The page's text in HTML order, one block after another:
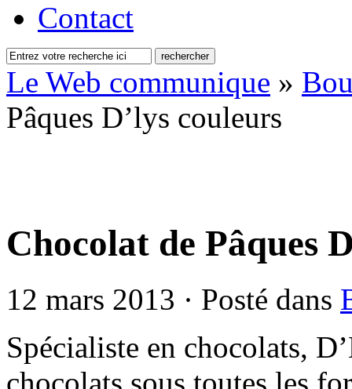
Contact
Le Web communique »
Pâques D’lys couleurs
Chocolat de Pâques
12 mars 2013 · Posté dans
Spécialiste en chocolats,
chocolats sous toutes les